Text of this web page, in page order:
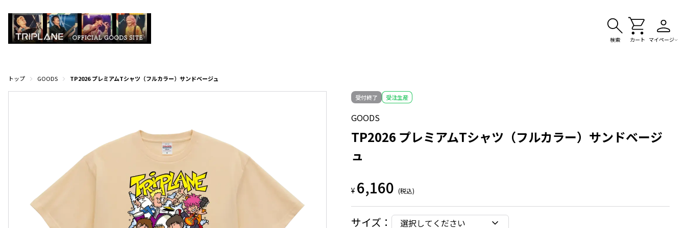
検索 カート マイページ
トップ GOODS TP2026 プレミアムTシャツ（フルカラー）サンドベージュ
受付終了 受注生産
GOODS
TP2026 プレミアムTシャツ（フルカラー）サンドベージ
ュ
¥ 6,160 (税込)
サイズ ： 選択してください